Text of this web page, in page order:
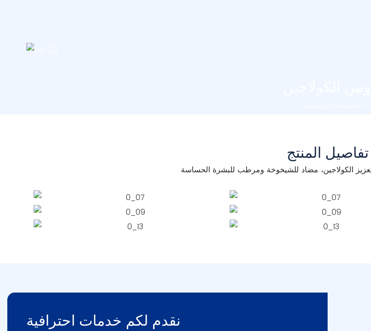
تفاصيل المنتج
الكولاجين، مضاد للشيخوخة ومرطب للبشرة الحساسة
نقدم لكم خدمات احترافية